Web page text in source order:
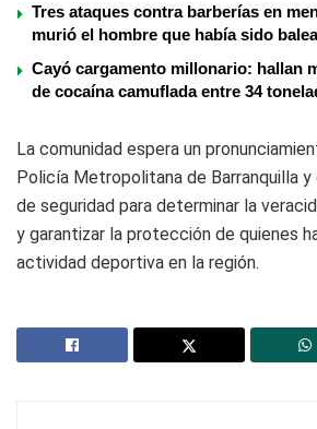
Tres ataques contra barberías en
murió el hombre que había sido
Cayó cargamento millonario: hallan
de cocaína camuflada entre 34
La comunidad espera un
Policía Metropolitana de Barranquilla y
de seguridad para determinar la
y garantizar la protección de quienes
actividad deportiva en la región.